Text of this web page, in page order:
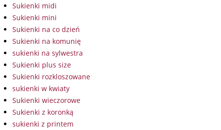
Sukienki midi
Sukienki mini
Sukienki na co dzień
Sukienki na komunię
sukienki na sylwestra
Sukienki plus size
Sukienki rozkloszowane
sukienki w kwiaty
Sukienki wieczorowe
Sukienki z koronką
sukienki z printem